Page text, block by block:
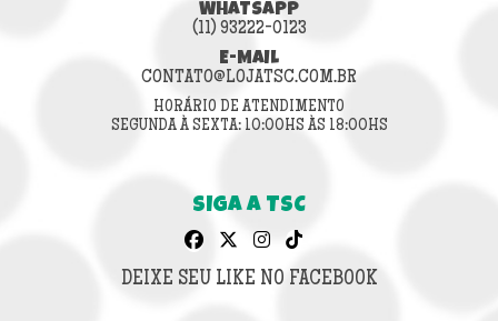
WHATSAPP
(11) 93222-0123
E-MAIL
CONTATO@LOJATSC.COM.BR
HORÁRIO DE ATENDIMENTO
SEGUNDA À SEXTA: 10:00HS ÀS 18:00HS
SIGA A TSC
DEIXE SEU LIKE NO FACEBOOK